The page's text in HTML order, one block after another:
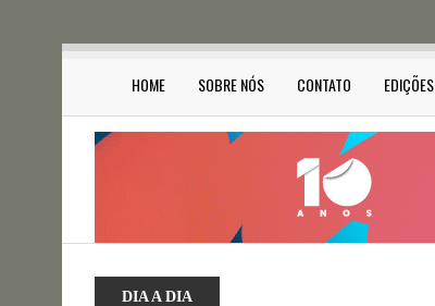
HOME SOBRE NÓS CONTATO EDIÇÕES
DIA A DIA